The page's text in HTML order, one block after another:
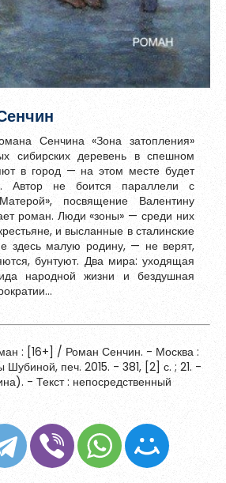
Сенчина «Зона затопления»
сибирских деревень в спешном
в город — на этом месте будет
Автор не боится параллели с
посвящение Валентину
роман. Люди «зоны» — среди них
и высланные в сталинские
здесь малую родину, — не верят,
бунтуют. Два мира: уходящая
народной жизни и бездушная
: [16+] / Роман Сенчин. - Москва :
печ. 2015. - 381, [2] с. ; 21. -
- Текст : непосредственный
6 символов и содержать хотя
одну прописную букву, одну цифру
персональных данных
использования материалов,
портале.
Войти